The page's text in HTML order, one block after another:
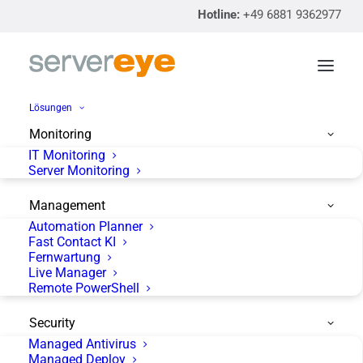
Hotline: +49 6881 9362977
Lösungen
Monitoring
IT Monitoring
Server Monitoring
Management
Automation Planner
Fast Contact KI
Fernwartung
Live Manager
Remote PowerShell
Security
Managed Antivirus
Managed Deploy
So installierst Du
Windows Upgrades mit
servereye